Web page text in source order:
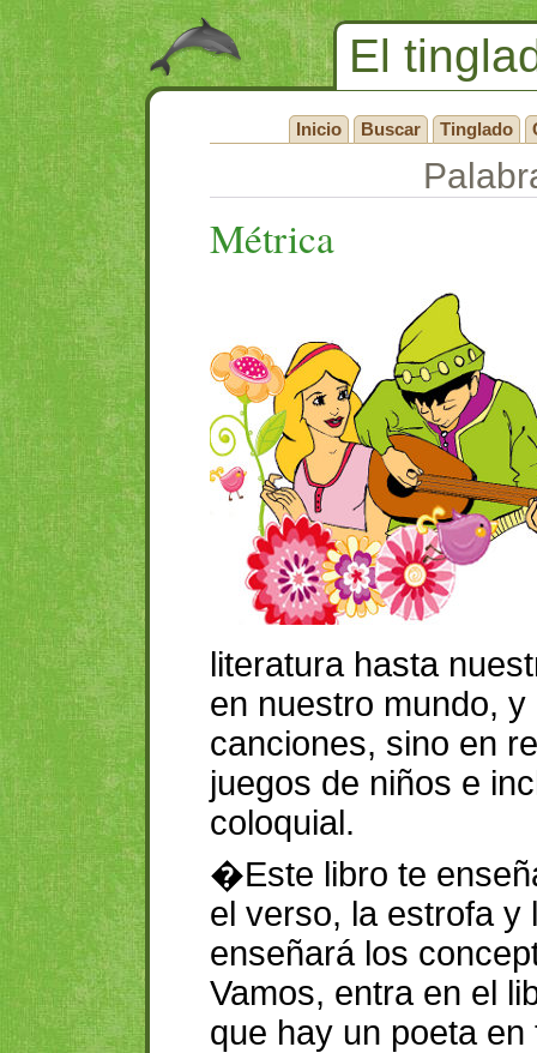
El
Inicio Buscar Tinglado
Métrica
literatura hasta
en nuestro mundo,
canciones, sino en
juegos de niños e
coloquial.
�Este libro te
el verso, la estrofa y
enseñará los
Vamos, entra en el
que hay un poeta